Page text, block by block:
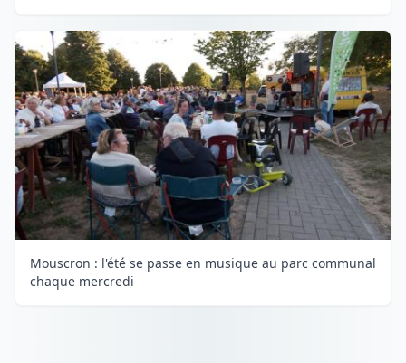
Mouscron : l'été se passe en musique au parc communal
chaque mercredi